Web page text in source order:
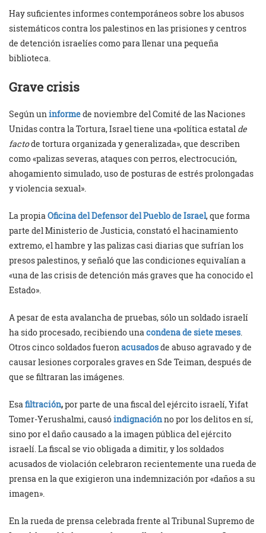
Hay suficientes informes contemporáneos sobre los abusos
sistemáticos contra los palestinos en las prisiones y centros
de detención israelíes como para llenar una pequeña
biblioteca.
Grave crisis
Según un informede noviembre del Comité de las Naciones
Unidas contra la Tortura, Israel tiene una «política estatal de
factode tortura organizada y generalizada», que describen
como «palizas severas, ataques con perros, electrocución,
ahogamiento simulado, uso de posturas de estrés prolongadas
y violencia sexual».
La propia Oficina del Defensor del Pueblo de Israel, que forma
parte del Ministerio de Justicia, constató el hacinamiento
extremo, el hambre y las palizas casi diarias que sufrían los
presos palestinos, y señaló que las condiciones equivalían a
«una de las crisis de detención más graves que ha conocido el
Estado».
A pesar de esta avalancha de pruebas, sólo un soldado israelí
ha sido procesado, recibiendo una condena de siete meses
Otros cinco soldados fueron acusadosde abuso agravado y de
causar lesiones corporales graves en Sde Teiman, después de
que se filtraran las imágenes.
Esa filtración,por parte de una fiscal del ejército israelí, Yifat
Tomer-Yerushalmi, causóindignaciónno por los delitos en sí,
sino por el daño causado a la imagen pública del ejército
israelí. La fiscal se vio obligada a dimitir, y los soldados
acusados de violación celebraron recientemente una rueda de
prensa en la que exigieron una indemnización por «daños a su
imagen».
En la rueda de prensa celebrada frente al Tribunal Supremo de